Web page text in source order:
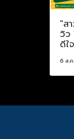
"ส
วิว
ดีใ
6 ส.